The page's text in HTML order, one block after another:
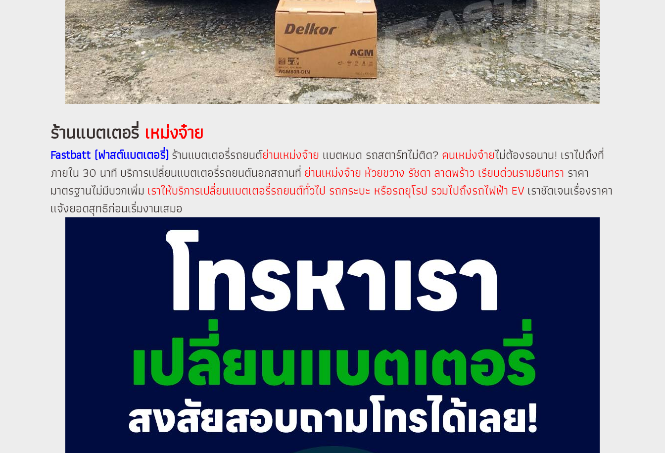
ร้านแบตเตอรี่ เหม่งจ๋าย
Fastbatt (ฟาสต์แบตเตอรี่)ร้านแบตเตอรี่รถยนต์ย่านเหม่งจ๋าย แบตหมด รถสตาร์ทไม่ติด? คนเหม่งจ๋ายไม่ต้องรอนาน! เราไปถึงที่
ภายใน 30 นาที บริการเปลี่ยนแบตเตอรี่รถยนต์นอกสถานที่ ย่านเหม่งจ๋าย ห้วยขวาง รัชดา ลาดพร้าว เรียบด่วนรามอินทรา ราคา
มาตรฐานไม่มีบวกเพิ่ม เราให้บริการเปลี่ยนแบตเตอรี่รถยนต์ทั่วไป รถกระบะ หรือรถยุโรป รวมไปถึงรถไฟฟ้า EV เราชัดเจนเรื่องราคา
แจ้งยอดสุทธิก่อนเริ่มงานเสมอ